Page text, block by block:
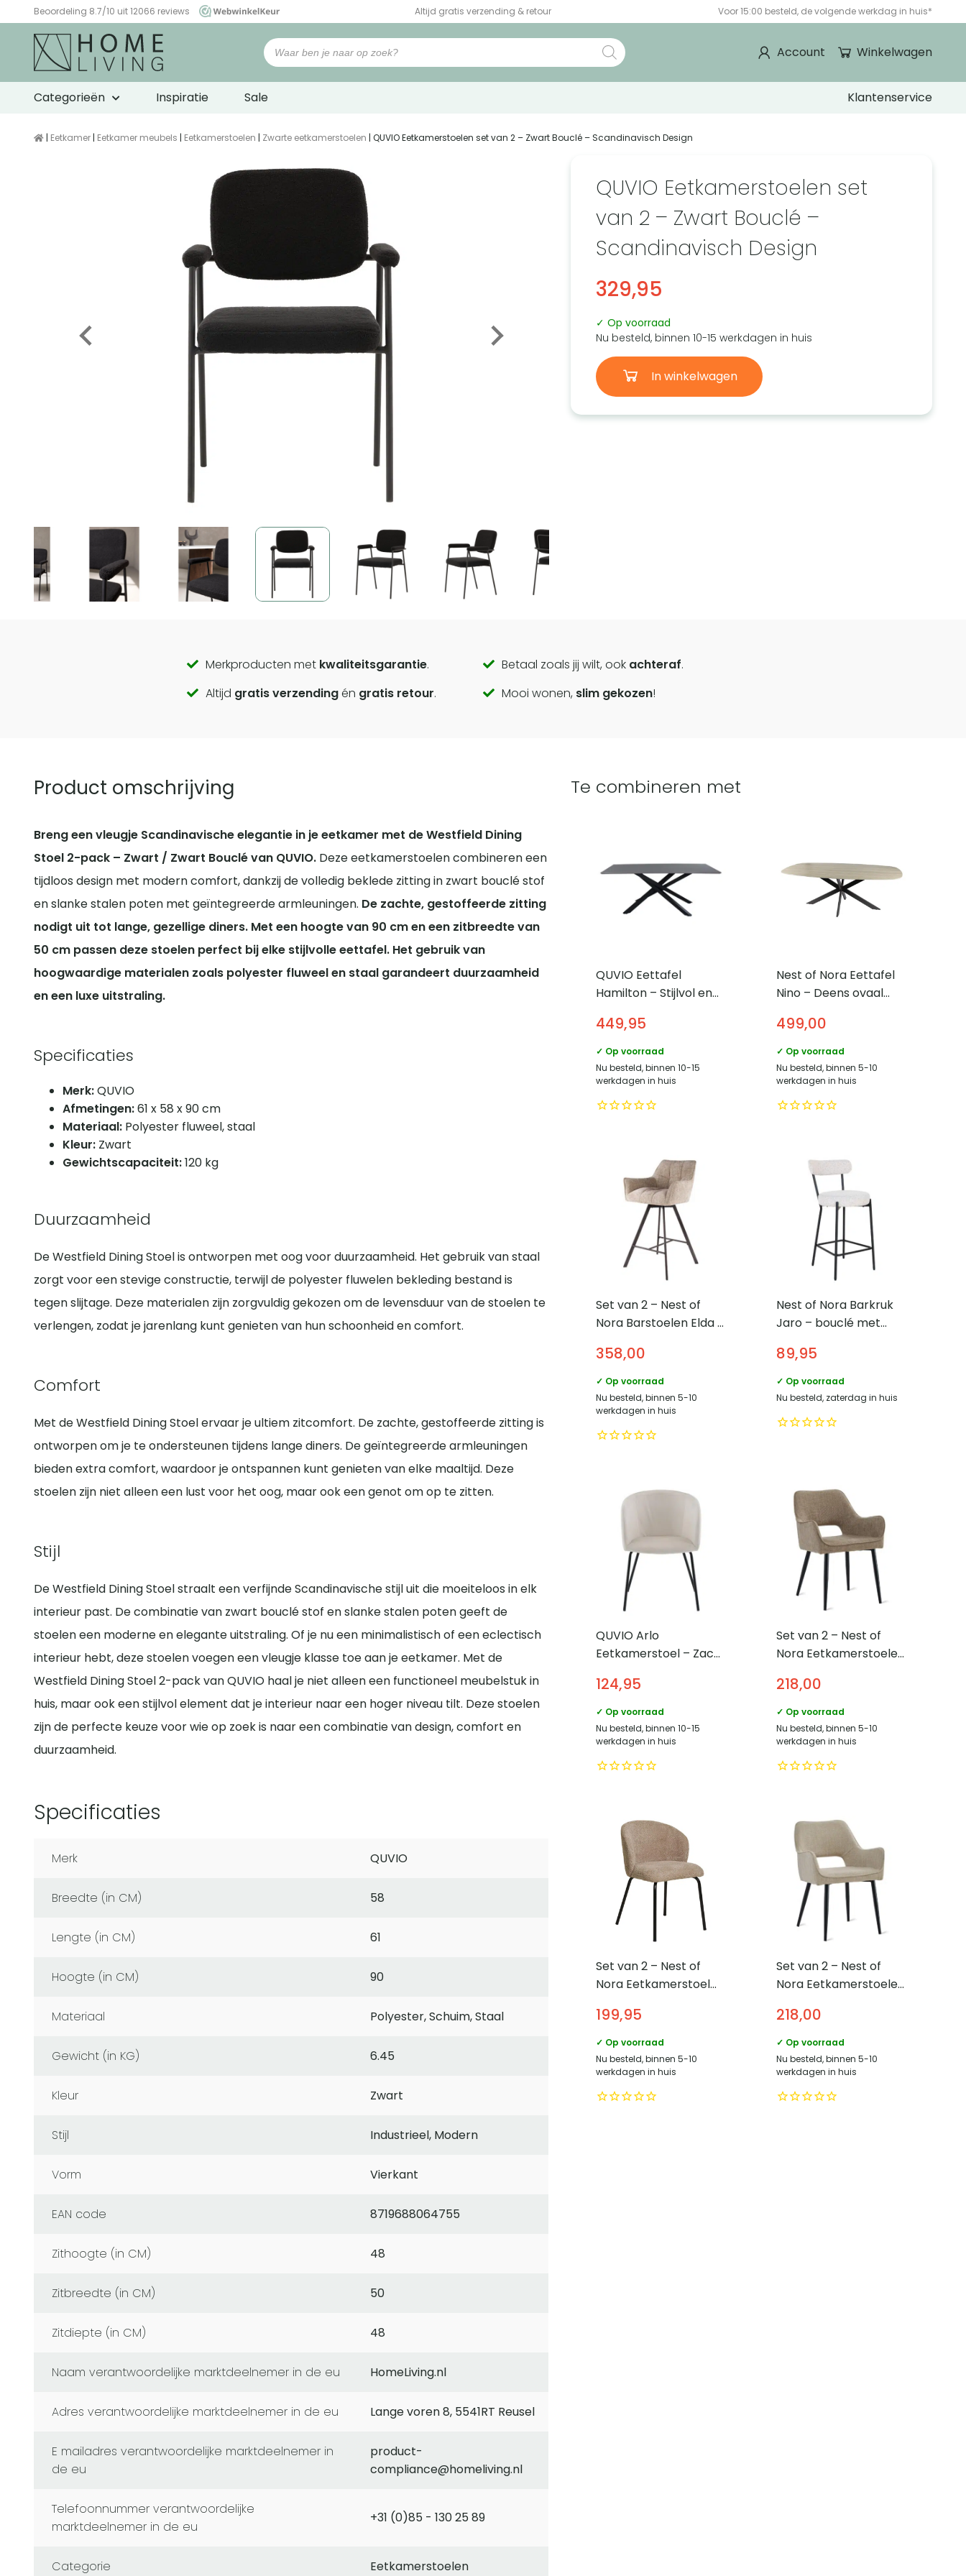
Beoordeling 8.7/10 uit 12066 reviews
WebwinkelKeur
Altijd gratis verzending & retour Voor 15:00 besteld, de volgende werkdag in huis*
Winkelwagen
Account
Categorieën Inspiratie Sale Klantenservice
| Eetkamer | Eetkamer meubels | Eetkamerstoelen | Zwarte eetkamerstoelen | QUVIO Eetkamerstoelen set van 2 – Zwart Bouclé – Scandinavisch Design
QUVIO Eetkamerstoelen set
van 2 – Zwart Bouclé –
Scandinavisch Design
329,95
✓ Op voorraad
Nu besteld, binnen 10-15 werkdagen in huis
In winkelwagen
Call
to
Merkproducten met kwaliteitsgarantie. Betaal zoals jij wilt, ook achteraf.
Altijd gratis verzendingén gratis retour. Mooi wonen, slim gekozen!
Product omschrijving
Breng een vleugje Scandinavische elegantie in je eetkamer met de Westfield Dining
Stoel 2-pack – Zwart / Zwart Bouclé van QUVIO. Deze eetkamerstoelen combineren een
tijdloos design met modern comfort, dankzij de volledig beklede zitting in zwart bouclé stof
en slanke stalen poten met geïntegreerde armleuningen. De zachte, gestoffeerde zitting
nodigt uit tot lange, gezellige diners. Met een hoogte van 90 cm en een zitbreedte van
50 cm passen deze stoelen perfect bij elke stijlvolle eettafel. Het gebruik van
hoogwaardige materialen zoals polyester fluweel en staal garandeert duurzaamheid
en een luxe uitstraling.
Specificaties
Merk:QUVIO
Afmetingen:61 x 58 x 90 cm
Materiaal: Polyester fluweel, staal
Kleur: Zwart
Gewichtscapaciteit:120 kg
Duurzaamheid
De Westfield Dining Stoel is ontworpen met oog voor duurzaamheid. Het gebruik van staal
zorgt voor een stevige constructie, terwijl de polyester fluwelen bekleding bestand is
tegen slijtage. Deze materialen zijn zorgvuldig gekozen om de levensduur van de stoelen te
verlengen, zodat je jarenlang kunt genieten van hun schoonheid en comfort.
Comfort
Met de Westfield Dining Stoel ervaar je ultiem zitcomfort. De zachte, gestoffeerde zitting is
ontworpen om je te ondersteunen tijdens lange diners. De geïntegreerde armleuningen
bieden extra comfort, waardoor je ontspannen kunt genieten van elke maaltijd. Deze
stoelen zijn niet alleen een lust voor het oog, maar ook een genot om op te zitten.
Stijl
De Westfield Dining Stoel straalt een verfijnde Scandinavische stijl uit die moeiteloos in elk
interieur past. De combinatie van zwart bouclé stof en slanke stalen poten geeft de
stoelen een moderne en elegante uitstraling. Of je nu een minimalistisch of een eclectisch
interieur hebt, deze stoelen voegen een vleugje klasse toe aan je eetkamer. Met de
Westfield Dining Stoel 2-pack van QUVIO haal je niet alleen een functioneel meubelstuk in
huis, maar ook een stijlvol element dat je interieur naar een hoger niveau tilt. Deze stoelen
zijn de perfecte keuze voor wie op zoek is naar een combinatie van design, comfort en
duurzaamheid.
Specificaties
Merk QUVIO
Breedte (in CM) 58
Lengte (in CM) 61
Hoogte (in CM) 90
Materiaal Polyester, Schuim, Staal
Gewicht (in KG) 6.45
Kleur Zwart
Stijl Industrieel, Modern
Vorm Vierkant
EAN code 8719688064755
Zithoogte (in CM) 48
Zitbreedte (in CM) 50
Zitdiepte (in CM) 48
naam verantwoordelijke marktdeelnemer in de eu HomeLiving.nl
adres verantwoordelijke marktdeelnemer in de eu Lange voren 8, 5541RT Reusel
e mailadres verantwoordelijke marktdeelnemer in
de eu
product-
compliance@homeliving.nl
telefoonnummer verantwoordelijke
marktdeelnemer in de eu
+31 (0)85 - 130 25 89
Categorie Eetkamerstoelen
Te combineren met
QUVIO Eettafel
Hamilton – Stijlvol en
fineer – 180x76x90 cm
449,95
✓ Op voorraad
Nu besteld, binnen 10-15
werkdagen in huis
Nest of Nora Eettafel
Nino – Deens ovaal
travertin
499,00
✓ Op voorraad
Nu besteld, binnen 5-10
werkdagen in huis
Set van 2 – Nest of
Nora Barstoelen Elda –
armleuning – Zand
358,00
✓ Op voorraad
Nu besteld, binnen 5-10
werkdagen in huis
Nest of Nora Barkruk
Jaro – bouclé met
frame – Wit
89,95
✓ Op voorraad
Nu besteld, zaterdag in huis
QUVIO Arlo
Eetkamerstoel – Zacht
– Zwarte Poten
124,95
✓ Op voorraad
Nu besteld, binnen 10-15
werkdagen in huis
Set van 2 – Nest of
Nora Eetkamerstoelen
218,00
✓ Op voorraad
Nu besteld, binnen 5-10
werkdagen in huis
Set van 2 – Nest of
Nora Eetkamerstoel
– Beige
199,95
✓ Op voorraad
Nu besteld, binnen 5-10
werkdagen in huis
Set van 2 – Nest of
Nora Eetkamerstoelen
218,00
✓ Op voorraad
Nu besteld, binnen 5-10
werkdagen in huis